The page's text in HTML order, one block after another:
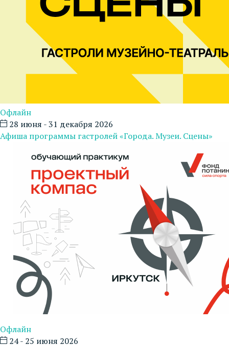
Офлайн
28 июня - 31 декабря 2026
Афиша программы гастролей «Города. Музеи. Сцены»
Офлайн
24 - 25 июня 2026